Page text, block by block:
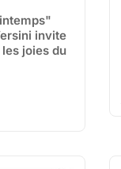
invite
joies du